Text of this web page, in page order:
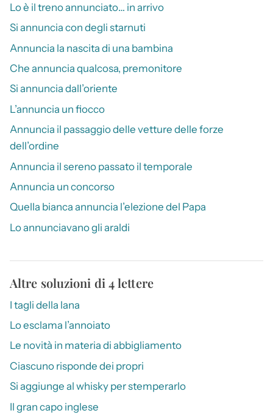
Lo è il treno annunciato… in arrivo
Si annuncia con degli starnuti
Annuncia la nascita di una bambina
Che annuncia qualcosa, premonitore
Si annuncia dall’oriente
L’annuncia un fiocco
Annuncia il passaggio delle vetture delle forze
dell’ordine
Annuncia il sereno passato il temporale
Annuncia un concorso
Quella bianca annuncia l’elezione del Papa
Lo annunciavano gli araldi
Altre soluzioni di 4 lettere
I tagli della lana
Lo esclama l’annoiato
Le novità in materia di abbigliamento
Ciascuno risponde dei propri
Si aggiunge al whisky per stemperarlo
Il gran capo inglese